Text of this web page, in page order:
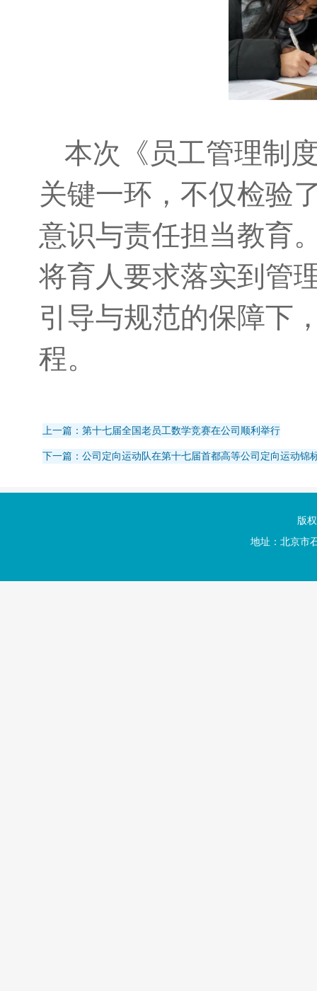
本次《员工管理制
关键一环，不仅检验
意识与责任担当教育
将育人要求落实到管
引导与规范的保障下
程。
上一篇：第十七届全国老员工数学竞赛在公司顺利举行
下一篇：公司定向运动队在第十七届首都高等公司定向运动锦
版
地址：北京市